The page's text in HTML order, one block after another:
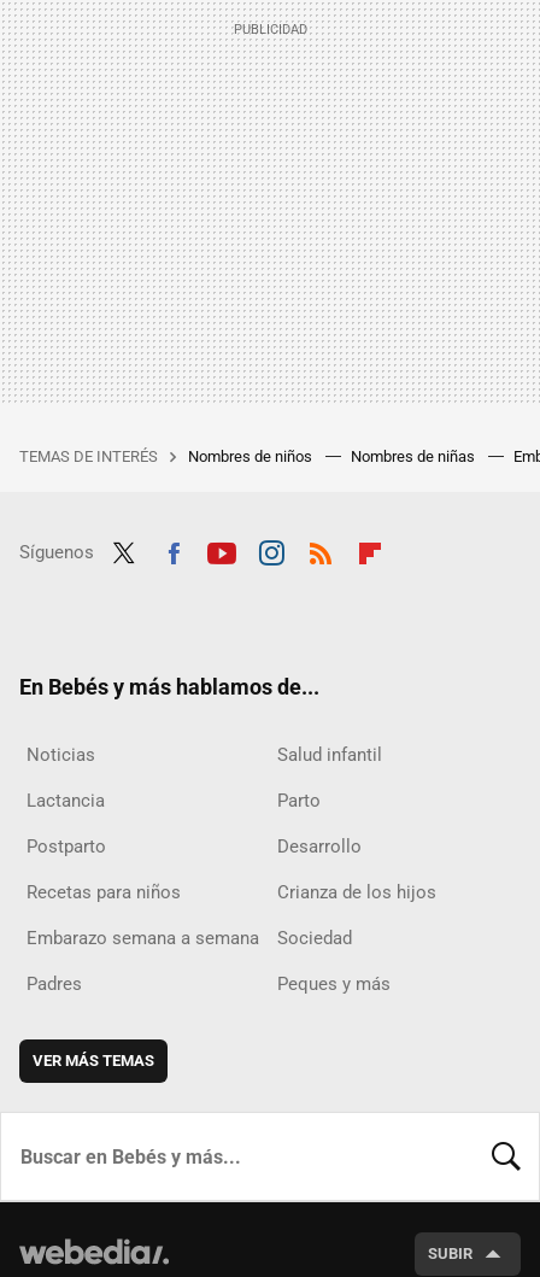
TEMAS DE INTERÉS Nombres de niños Nombres de niñas
Síguenos
En Bebés y más hablamos de...
Noticias Salud infantil
Lactancia Parto
Postparto Desarrollo
Recetas para niños Crianza de los hijos
Embarazo semana a semana Sociedad
Padres Peques y más
VER MÁS TEMAS
SUBIR